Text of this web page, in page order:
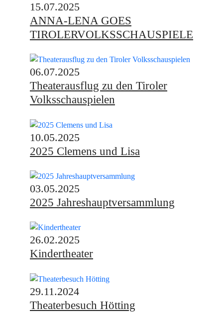
15.07.2025
ANNA-LENA GOES
TIROLERVOLKSSCHAUSPIELE
06.07.2025
Theaterausflug zu den Tiroler
Volksschauspielen
10.05.2025
2025 Clemens und Lisa
03.05.2025
2025 Jahreshauptversammlung
26.02.2025
Kindertheater
29.11.2024
Theaterbesuch Hötting